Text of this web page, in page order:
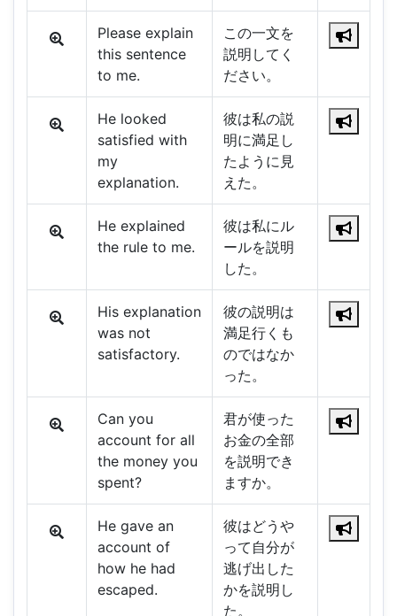
Please explain
this sentence
to me.
この一文を
説明してく
ださい。
He looked
satisfied with
my
explanation.
彼は私の説
明に満足し
たように見
えた。
He explained
the rule to me.
彼は私にル
ールを説明
した。
His explanation
was not
satisfactory.
彼の説明は
満足行くも
のではなか
った。
Can you
account for all
the money you
spent?
君が使った
お金の全部
を説明でき
ますか。
He gave an
account of
how he had
escaped.
彼はどうや
って自分が
逃げ出した
かを説明し
た。